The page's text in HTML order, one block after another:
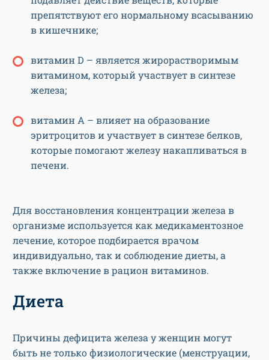
препятствуют его нормальному всасыванию
в кишечнике;
витамин D – является жирорастворимым
витамином, который участвует в синтезе
железа;
витамин A – влияет на образование
эритроцитов и участвует в синтезе белков,
которые помогают железу накапливаться в
печени.
Для восстановления концентрации железа в
организме используется как медикаментозное
лечение, которое подбирается врачом
индивидуально, так и соблюдение диеты, а
также включение в рацион витаминов.
Диета
Причины дефицита железа у женщин могут
быть не только физиологические (менструации,